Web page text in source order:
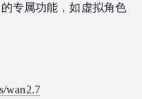
专属功能，如虚拟角色
wan2.7